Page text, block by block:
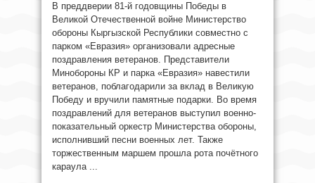
В преддверии 81-й годовщины Победы в
Великой Отечественной войне Министерство
обороны Кыргызской Республики совместно с
парком «Евразия» организовали адресные
поздравления ветеранов. Представители
Минобороны КР и парка «Евразия» навестили
ветеранов, поблагодарили за вклад в Великую
Победу и вручили памятные подарки. Во время
поздравлений для ветеранов выступил военно-
показательный оркестр Министерства обороны,
исполнивший песни военных лет. Также
торжественным маршем прошла рота почётного
караула ...